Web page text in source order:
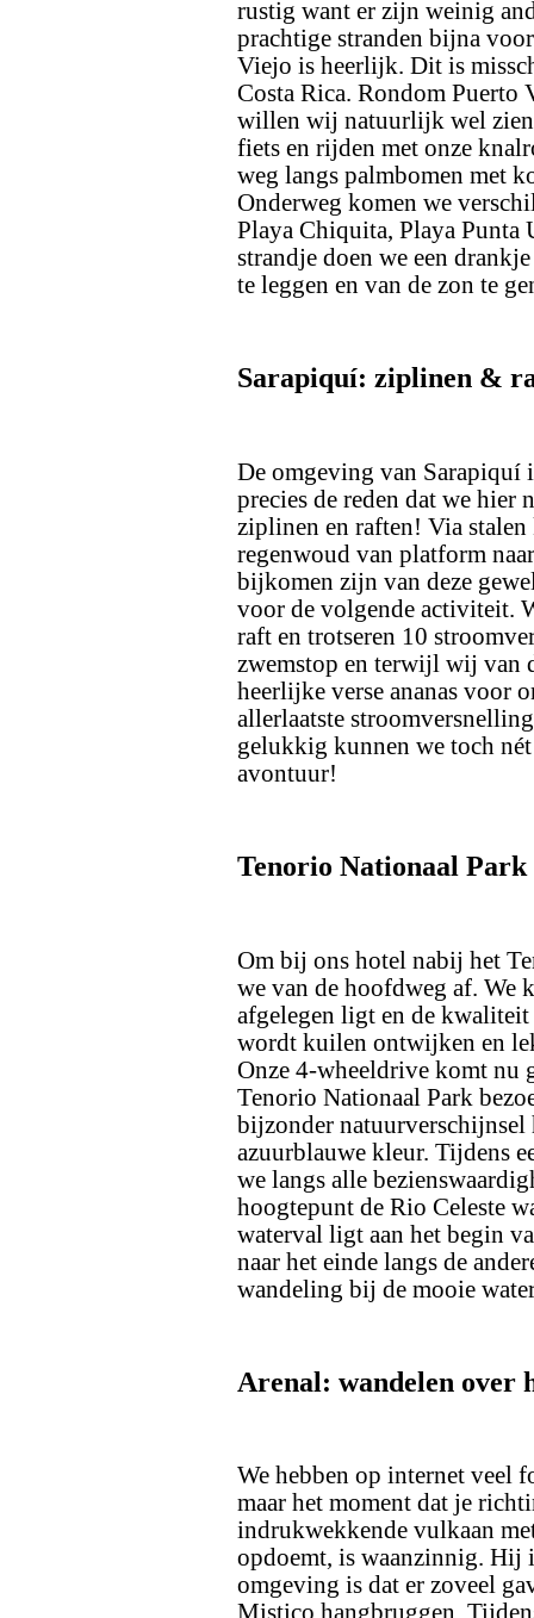
rustig want er zijn weinig
prachtige stranden bijna
Viejo is heerlijk. Dit is
Costa Rica. Rondom Puerto
willen wij natuurlijk wel
fiets en rijden met onze
weg langs palmbomen met
Onderweg komen we
Playa Chiquita, Playa Punta
strandje doen we een
te leggen en van de zon te
Sarapiquí: ziplinen &
De omgeving van Sarapiquí
precies de reden dat we hier
ziplinen en raften! Via
regenwoud van platform
bijkomen zijn van deze
voor de volgende activiteit.
raft en trotseren 10
zwemstop en terwijl wij van
heerlijke verse ananas voor
allerlaatste
gelukkig kunnen we toch
avontuur!
Tenorio Nationaal Park
Om bij ons hotel nabij het
we van de hoofdweg af. We
afgelegen ligt en de
wordt kuilen ontwijken en
Onze 4-wheeldrive komt nu
Tenorio Nationaal Park
bijzonder natuurverschijnsel
azuurblauwe kleur. Tijdens
we langs alle
hoogtepunt de Rio Celeste
waterval ligt aan het begin
naar het einde langs de
wandeling bij de mooie
Arenal: wandelen over
We hebben op internet veel
maar het moment dat je
indrukwekkende vulkaan
opdoemt, is waanzinnig. Hij
omgeving is dat er zoveel
Mistico hangbruggen.